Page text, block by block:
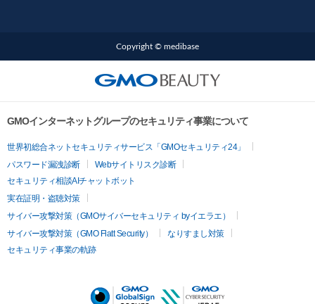
Copyright © medibase
GMOインターネットグループのセキュリティ事業について
世界初総合ネットセキュリティサービス「GMOセキュリティ24」
パスワード漏洩診断
Webサイトリスク診断
セキュリティ相談AIチャットボット
実在証明・盗聴対策
サイバー攻撃対策（GMOサイバーセキュリティ byイエラエ）
サイバー攻撃対策（GMO Flatt Security）
なりすまし対策
セキュリティ事業の軌跡